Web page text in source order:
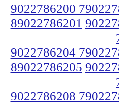
9022786200
89022786201
9022786204
89022786205
9022786208